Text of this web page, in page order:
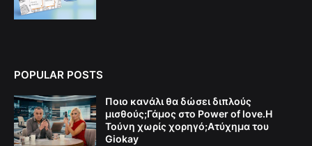
POPULAR POSTS
Ποιο κανάλι θα δώσει διπλούς
μισθούς;Γάμος στο Power of love.Η
Τούνη χωρίς χορηγό;Aτύχημα του
Giokay